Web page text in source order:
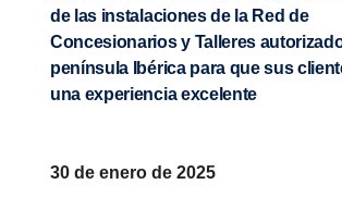
de las instalaciones de la Red de
Concesionarios y Talleres
península Ibérica para que sus
una experiencia excelente
30 de enero de 2025